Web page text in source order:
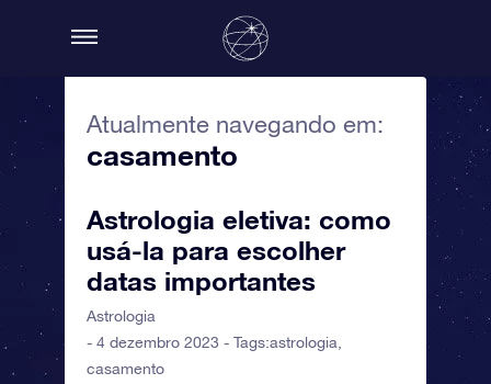
Atualmente navegando em:
casamento
Astrologia eletiva: como
usá-la para escolher
datas importantes
Astrologia
- 4 dezembro 2023 - Tags:astrologia
casamento